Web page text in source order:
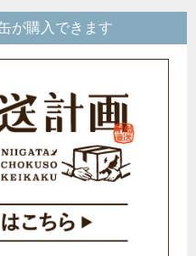
が購入できます